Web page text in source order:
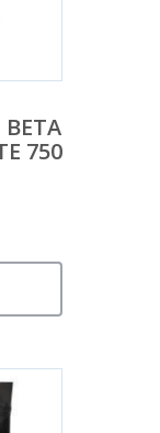
750